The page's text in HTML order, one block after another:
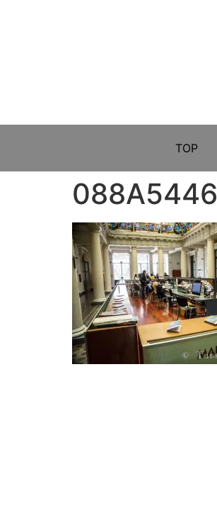
TOP
088A5446